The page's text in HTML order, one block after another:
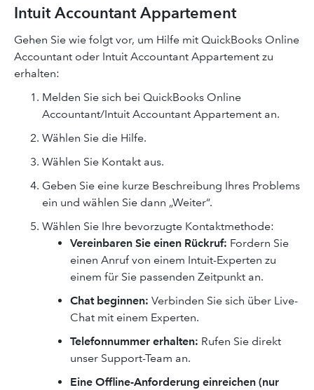
Intuit Accountant Appartement
Gehen Sie wie folgt vor, um Hilfe mit QuickBooks Online
Accountant oder Intuit Accountant Appartement zu
erhalten:
Melden Sie sich bei QuickBooks Online
Accountant/Intuit Accountant Appartement an.
Wählen Sie die Hilfe.
Wählen Sie Kontakt aus.
Geben Sie eine kurze Beschreibung Ihres Problems
ein und wählen Sie dann „Weiter“.
Wählen Sie Ihre bevorzugte Kontaktmethode:
Vereinbaren Sie einen Rückruf: Fordern Sie
einen Anruf von einem Intuit-Experten zu
einem für Sie passenden Zeitpunkt an.
Chat beginnen: Verbinden Sie sich über Live-
Chat mit einem Experten.
Telefonnummer erhalten: Rufen Sie direkt
unser Support-Team an.
Eine Offline-Anforderung einreichen (nur